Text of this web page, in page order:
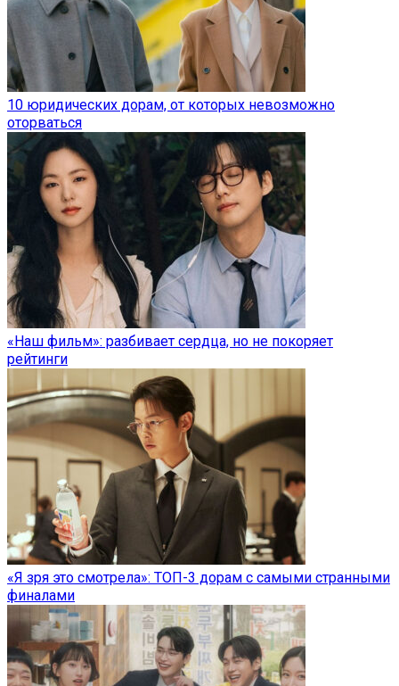
10 юридических дорам, от которых невозможно
оторваться
«Наш фильм»: разбивает сердца, но не покоряет
рейтинги
«Я зря это смотрела»: ТОП-3 дорам с самыми странными
финалами